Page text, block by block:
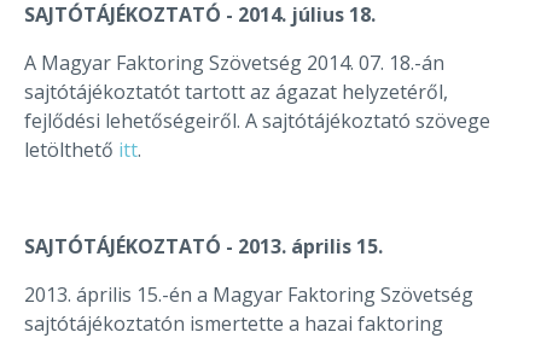
SAJTÓTÁJÉKOZTATÓ - 2014. július 18.
A Magyar Faktoring Szövetség 2014. 07. 18.-án
sajtótájékoztatót tartott az ágazat helyzetéről,
fejlődési lehetőségeiről. A sajtótájékoztató szövege
letölthető itt.
SAJTÓTÁJÉKOZTATÓ - 2013. április 15.
2013. április 15.-én a Magyar Faktoring Szövetség
sajtótájékoztatón ismertette a hazai faktoring